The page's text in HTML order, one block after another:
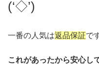
(‘◇’)ゞ
一番の人気は返品保証で
これがあったから安心し